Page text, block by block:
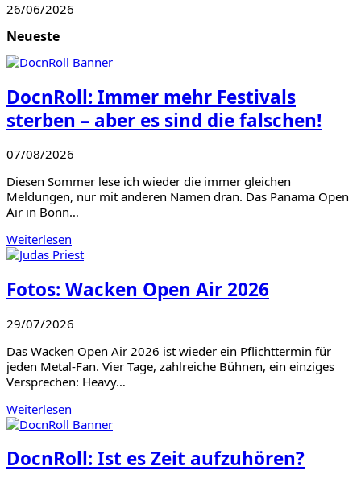
26/06/2026
Neueste
DocnRoll: Immer mehr Festivals
sterben – aber es sind die falschen!
07/08/2026
Diesen Sommer lese ich wieder die immer gleichen
Meldungen, nur mit anderen Namen dran. Das Panama Open
Air in Bonn…
Weiterlesen
Fotos: Wacken Open Air 2026
29/07/2026
Das Wacken Open Air 2026 ist wieder ein Pflichttermin für
jeden Metal-Fan. Vier Tage, zahlreiche Bühnen, ein einziges
Versprechen: Heavy…
Weiterlesen
DocnRoll: Ist es Zeit aufzuhören?